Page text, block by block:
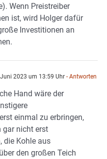
Wenn Preistreiber
ist, wird Holger dafür
Investitionen an
2023 um 13:59 Uhr - Antworten
Hand wäre der
einmal zu erbringen,
gar nicht erst
die Kohle aus
den großen Teich